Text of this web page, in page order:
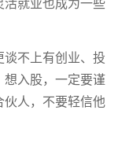
活就业也成为一些
不上有创业、投
想入股，一定要谨
人，不要轻信他